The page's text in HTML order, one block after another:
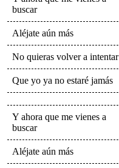
buscar
Aléjate aún más
No quieras volver a intentar
Que yo ya no estaré jamás
Y ahora que me vienes a
buscar
Aléjate aún más